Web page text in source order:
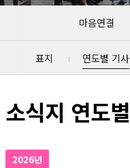
마음연결
표지 연도별 기사
소식지 연도
2026년